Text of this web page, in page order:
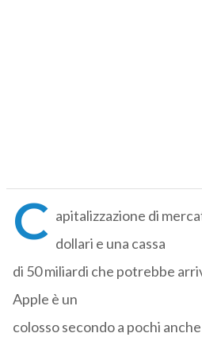
C apitalizzazione di
dollari e una cassa
di 50 miliardi che potrebbe
Apple è un
colosso secondo a pochi